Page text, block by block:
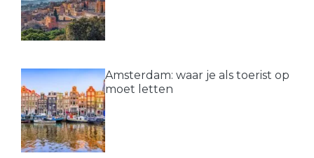
Amsterdam: waar je als toerist op
moet letten